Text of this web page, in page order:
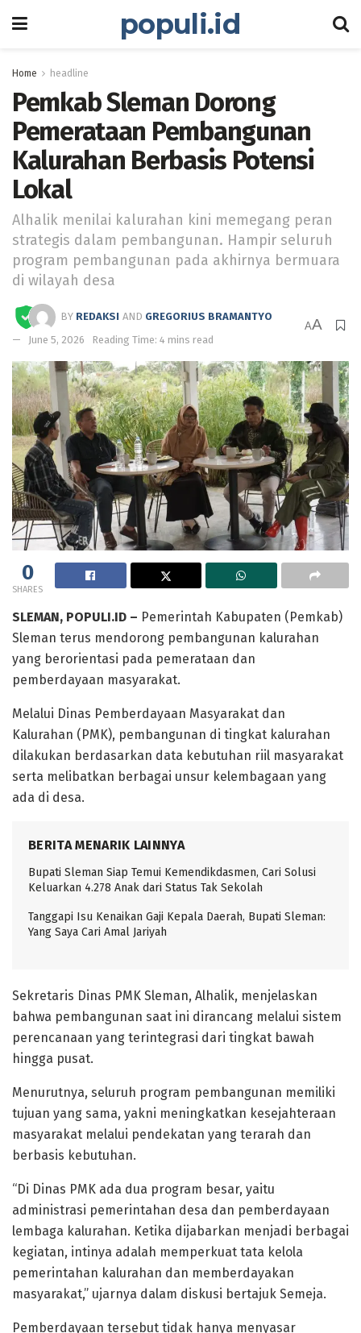
populi.id
Home headline
Pemkab Sleman Dorong
Pemerataan Pembangunan
Kalurahan Berbasis Potensi
Lokal
Alhalik menilai kalurahan kini memegang peran
strategis dalam pembangunan. Hampir seluruh
program pembangunan pada akhirnya bermuara
di wilayah desa
BY REDAKSI AND GREGORIUS BRAMANTYO
June 5, 2026
Reading Time: 4 mins read
AA
0
SHARES
SLEMAN, POPULI.ID – Pemerintah Kabupaten (Pemkab)
Sleman terus mendorong pembangunan kalurahan
yang berorientasi pada pemerataan dan
pemberdayaan masyarakat.
Melalui Dinas Pemberdayaan Masyarakat dan
Kalurahan (PMK), pembangunan di tingkat kalurahan
dilakukan berdasarkan data kebutuhan riil masyarakat
serta melibatkan berbagai unsur kelembagaan yang
ada di desa.
BERITA MENARIK LAINNYA
Bupati Sleman Siap Temui Kemendikdasmen, Cari Solusi
Keluarkan 4.278 Anak dari Status Tak Sekolah
Tanggapi Isu Kenaikan Gaji Kepala Daerah, Bupati Sleman:
Yang Saya Cari Amal Jariyah
Sekretaris Dinas PMK Sleman, Alhalik, menjelaskan
bahwa pembangunan saat ini dirancang melalui sistem
perencanaan yang terintegrasi dari tingkat bawah
hingga pusat.
Menurutnya, seluruh program pembangunan memiliki
tujuan yang sama, yakni meningkatkan kesejahteraan
masyarakat melalui pendekatan yang terarah dan
berbasis kebutuhan.
“Di Dinas PMK ada dua program besar, yaitu
administrasi pemerintahan desa dan pemberdayaan
lembaga kalurahan. Ketika dijabarkan menjadi berbagai
kegiatan, intinya adalah memperkuat tata kelola
pemerintahan kalurahan dan memberdayakan
masyarakat,” ujarnya dalam diskusi bertajuk Semeja.
Pemberdayaan tersebut tidak hanya menyasar